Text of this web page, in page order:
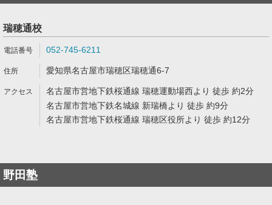
瑞穂通校
052-745-6211
愛知県名古屋市瑞穂区瑞穂通6-7
名古屋市営地下鉄桜通線 瑞穂運動場西より 徒歩 約2分
名古屋市営地下鉄名城線 新瑞橋より 徒歩 約9分
名古屋市営地下鉄桜通線 瑞穂区役所より 徒歩 約12分
野田塾